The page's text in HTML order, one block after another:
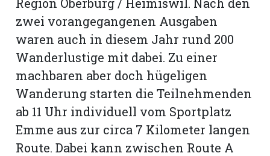
zwei vorangegangenen Ausgaben
waren auch in diesem Jahr rund 200
Wanderlustige mit dabei. Zu einer
machbaren aber doch hügeligen
Wanderung starten die Teilnehmenden
ab 11 Uhr individuell vom Sportplatz
Emme aus zur circa 7 Kilometer langen
Route. Dabei kann zwischen Route A